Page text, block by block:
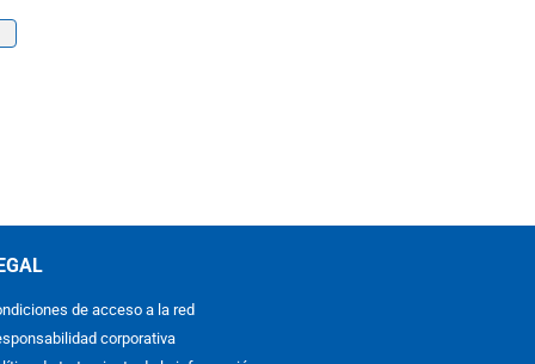
de acceso a la red
corporativa